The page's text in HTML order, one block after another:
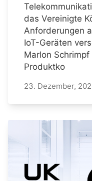
das Vereinigte
Anforderungen
IoT-Geräten
Marlon
Produktko
23. Dezember,